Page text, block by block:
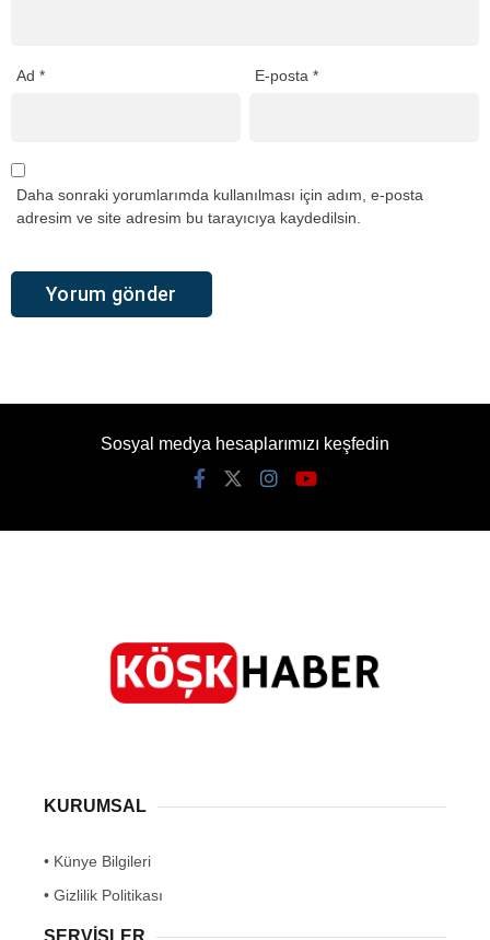
Ad * E-posta*
Daha sonraki yorumlarımda kullanılması için adım, e-posta
adresim ve site adresim bu tarayıcıya kaydedilsin.
Sosyal medya hesaplarımızı keşfedin
KURUMSAL
• Künye Bilgileri
• Gizlilik Politikası